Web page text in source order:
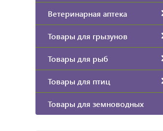
Ветеринарная аптека
Товары для грызунов
Товары для рыб
Товары для птиц
Товары для земноводных